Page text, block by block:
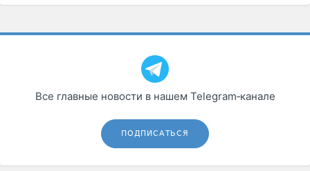
Все главные новости в нашем Telegram‑канале
ПОДПИСАТЬСЯ